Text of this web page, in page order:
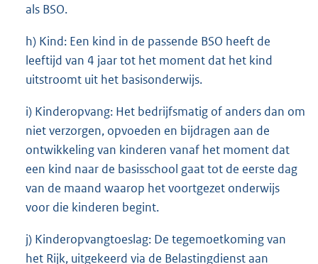
als BSO.
h) Kind: Een kind in de passende BSO heeft de
leeftijd van 4 jaar tot het moment dat het kind
uitstroomt uit het basisonderwijs.
i) Kinderopvang: Het bedrijfsmatig of anders dan om
niet verzorgen, opvoeden en bijdragen aan de
ontwikkeling van kinderen vanaf het moment dat
een kind naar de basisschool gaat tot de eerste dag
van de maand waarop het voortgezet onderwijs
voor die kinderen begint.
j) Kinderopvangtoeslag: De tegemoetkoming van
het Rijk, uitgekeerd via de Belastingdienst aan